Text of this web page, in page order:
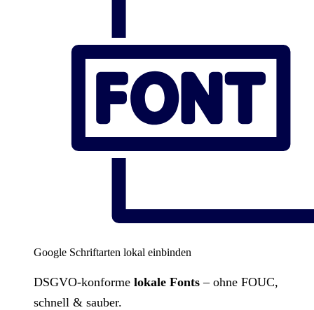
Google Schriftarten lokal einbinden
DSGVO-konforme lokale Fonts – ohne FOUC,
schnell & sauber.